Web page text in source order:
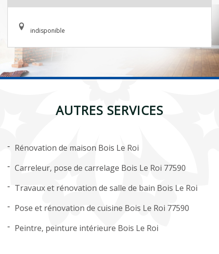
indisponible
AUTRES SERVICES
Rénovation de maison Bois Le Roi
Carreleur, pose de carrelage Bois Le Roi 77590
Travaux et rénovation de salle de bain Bois Le Roi
Pose et rénovation de cuisine Bois Le Roi 77590
Peintre, peinture intérieure Bois Le Roi